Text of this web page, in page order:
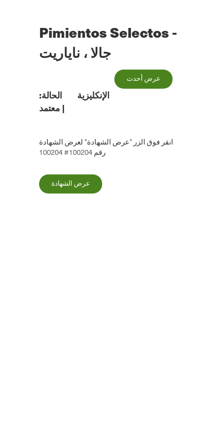
Pimientos Selectos -
جالا ، ناياريت
عرض أحدث
الحالة:
معتمد |
الإنكليزية
انقر فوق الزر "عرض الشهادة" لعرض الشهادة
رقم 100204# 100204
عرض الشهادة